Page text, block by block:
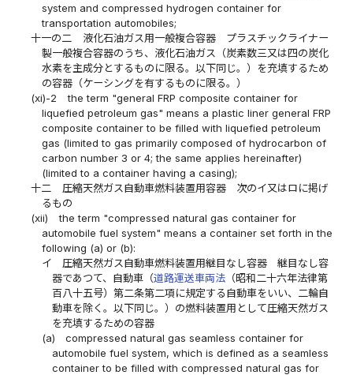
system and compressed hydrogen container for
transportation automobiles;
十一の二
液化石油ガス用一般複合容器 プラスチックライナー
製一般複合容器のうち、液化石油ガス（炭素数三又は四の炭化
水素を主成分とするものに限る。以下同じ。）を充填するため
の容器（ケーシングを有するものに限る。）
(xi)-2
the term "general FRP composite container for
liquefied petroleum gas" means a plastic liner general FRP
composite container to be filled with liquefied petroleum
gas (limited to gas primarily composed of hydrocarbon of
carbon number 3 or 4; the same applies hereinafter)
(limited to a container having a casing);
十二
圧縮天然ガス自動車燃料装置用容器 次のイ又はロに掲げ
るもの
(xii)
the term "compressed natural gas container for
automobile fuel system" means a container set forth in the
following (a) or (b):
イ
圧縮天然ガス自動車燃料装置用継目なし容器 継目なし容
器であつて、自動車（道路運送車両法（昭和二十六年法律第
百八十五号）第二条第二項に規定する自動車をいい、二輪自
動車を除く。以下同じ。）の燃料装置用として圧縮天然ガス
を充填するための容器
(a)
compressed natural gas seamless container for
automobile fuel system, which is defined as a seamless
container to be filled with compressed natural gas for